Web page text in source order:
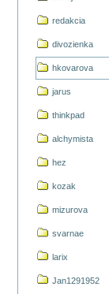
redakcia
divozienka
hkovarova
jarus
thinkpad
alchymista
hez
kozak
mizurova
svarnae
larix
Jan1291952